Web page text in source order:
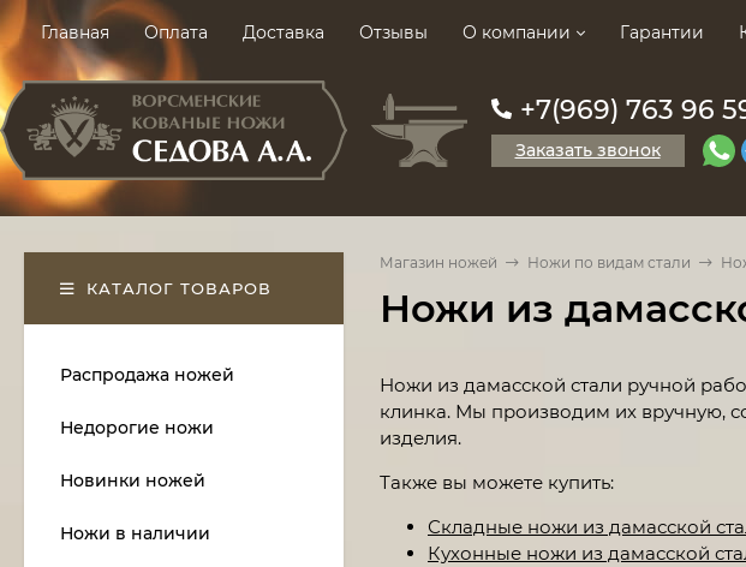
Главная Оплата Доставка Отзывы О компании Гарантии
+7(969) 763 96
Заказать звонок
Магазин ножей Ножи по видам стали
Ножи из
Ножи из дамасской стали ручной
клинка. Мы производим их вручную,
изделия.
Также вы можете купить:
Складные ножи из дамасской
Кухонные ножи из дамасской
КАТАЛОГ ТОВАРОВ
Распродажа ножей
Недорогие ножи
Новинки ножей
Ножи в наличии